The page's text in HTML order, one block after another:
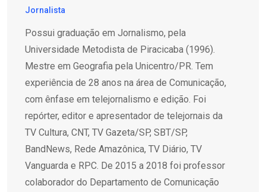
Jornalista
Possui graduação em Jornalismo, pela
Universidade Metodista de Piracicaba (1996).
Mestre em Geografia pela Unicentro/PR. Tem
experiência de 28 anos na área de Comunicação,
com ênfase em telejornalismo e edição. Foi
repórter, editor e apresentador de telejornais da
TV Cultura, CNT, TV Gazeta/SP, SBT/SP,
BandNews, Rede Amazônica, TV Diário, TV
Vanguarda e RPC. De 2015 a 2018 foi professor
colaborador do Departamento de Comunicação